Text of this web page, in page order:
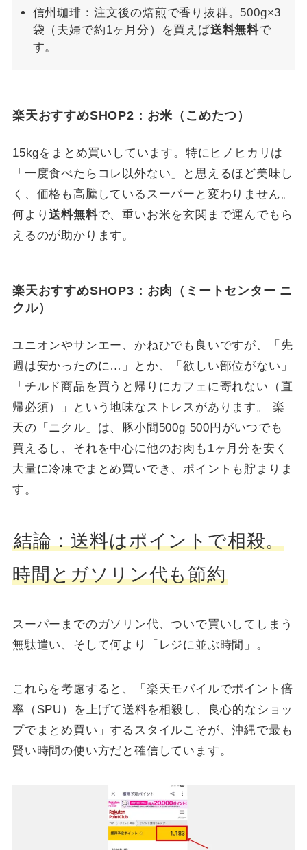
信州珈琲：注文後の焙煎で香り抜群。500g×3
袋（夫婦で約1ヶ月分）を買えば送料無料で
す。
楽天おすすめSHOP2：お米（こめたつ）
15kgをまとめ買いしています。特にヒノヒカリは
「一度食べたらコレ以外ない」と思えるほど美味し
く、価格も高騰しているスーパーと変わりません。
何より送料無料で、重いお米を玄関まで運んでもら
えるのが助かります。
楽天おすすめSHOP3：お肉（ミートセンター ニ
クル）
ユニオンやサンエー、かねひでも良いですが、「先
週は安かったのに…」とか、「欲しい部位がない」
「チルド商品を買うと帰りにカフェに寄れない（直
帰必須）」という地味なストレスがあります。 楽
天の「ニクル」は、豚小間500g 500円がいつでも
買えるし、それを中心に他のお肉も1ヶ月分を安く
大量に冷凍でまとめ買いでき、ポイントも貯まりま
す。
結論：送料はポイントで相殺。
時間とガソリン代も節約
スーパーまでのガソリン代、ついで買いしてしまう
無駄遣い、そして何より「レジに並ぶ時間」。
これらを考慮すると、「楽天モバイルでポイント倍
率（SPU）を上げて送料を相殺し、良心的なショッ
プでまとめ買い」するスタイルこそが、沖縄で最も
賢い時間の使い方だと確信しています。